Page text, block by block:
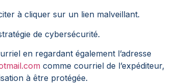
à cliquer sur un lien malveillant.
de cybersécurité.
en regardant également l’adresse
comme courriel de l’expéditeur,
à être protégée.